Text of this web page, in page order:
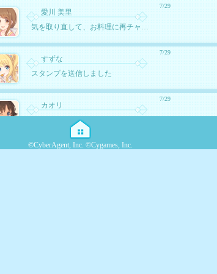
愛川 美里
7/29
気を取り直して、お料理に再チャレンジします。先生の
すずな
7/29
スタンプを送信しました
カオリ
7/29
伊緒
©CyberAgent, Inc. ©Cygames, Inc.